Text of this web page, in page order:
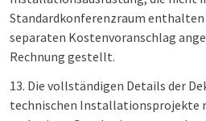
Standardkonferenzraum
separaten Kostenvoranschlag
Rechnung gestellt.
13. Die vollständigen Details der
technischen Installationsprojekte